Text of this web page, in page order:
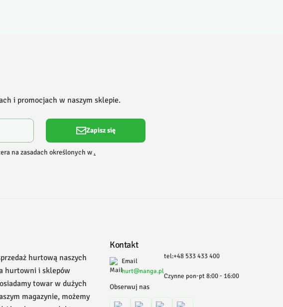
i promocjach w naszym sklepie.
Zapisz się
na zasadach określonych w .
hurtową naszych
hurtowni i sklepów
towar w dużych
magazynie, możemy
Kontakt
Email
hurt@nanga.pl
tel:+48 533 433 400
Czynne pon-pt 8:00 - 16:00
Obserwuj nas